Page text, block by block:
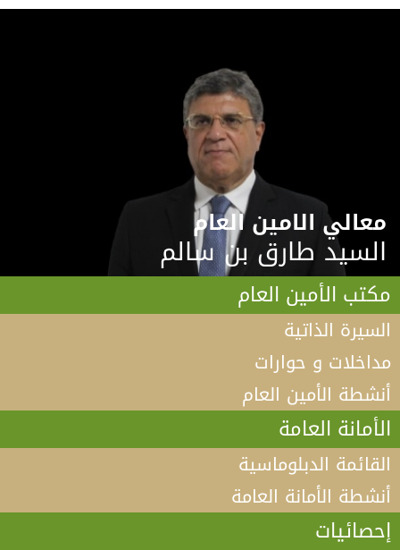
معالي الامين العام
السيد طارق بن سالم
مكتب الأمين العام
السيرة الذاتية
مداخلات و حوارات
أنشطة الأمين العام
الأمانة العامة
القائمة الدبلوماسية
أنشطة الأمانة العامة
إحصائيات